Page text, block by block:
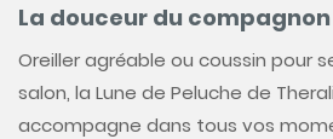
La douceur du
Oreiller agréable ou coussin pour
salon, la Lune de Peluche de
accompagne dans tous vos